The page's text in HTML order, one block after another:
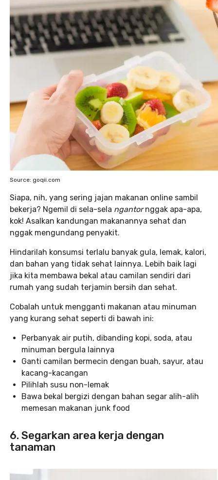
Source: goqii.com
Siapa, nih, yang sering jajan makanan online sambil
bekerja? Ngemil di sela-sela ngantornggak apa-apa,
kok! Asalkan kandungan makanannya sehat dan
nggak mengundang penyakit.
Hindarilah konsumsi terlalu banyak gula, lemak, kalori,
dan bahan yang tidak sehat lainnya. Lebih baik lagi
jika kita membawa bekal atau camilan sendiri dari
rumah yang sudah terjamin bersih dan sehat.
Cobalah untuk mengganti makanan atau minuman
yang kurang sehat seperti di bawah ini:
Perbanyak air putih, dibanding kopi, soda, atau
minuman bergula lainnya
Ganti camilan bermecin dengan buah, sayur, atau
kacang-kacangan
Pilihlah susu non-lemak
Bawa bekal bergizi dengan bahan segar alih-alih
memesan makanan junk food
6. Segarkan area kerja dengan
tanaman